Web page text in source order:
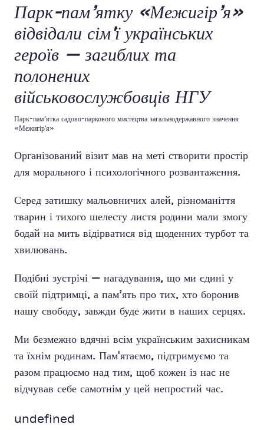
Парк-пам’ятку «Межигір’я»
відвідали сім'ї українських
героїв — загиблих та
полонених
військовослужбовців НГУ
Парк-пам’ятка садово-паркового мистецтва загальнодержавного значення
«Межигір'я»
Організований візит мав на меті створити простір
для морального і психологічного розвантаження.
Серед затишку мальовничих алей, різноманіття
тварин і тихого шелесту листя родини мали змогу
бодай на мить відірватися від щоденних турбот та
хвилювань.
Подібні зустрічі — нагадування, що ми єдині у
своїй підтримці, а пам’ять про тих, хто боронив
нашу свободу, завжди буде жити в наших серцях.
Ми безмежно вдячні всім українським захисникам
та їхнім родинам. Пам'ятаємо, підтримуємо та
разом працюємо над тим, щоб кожен із нас не
відчував себе самотнім у цей непростий час.
undefined